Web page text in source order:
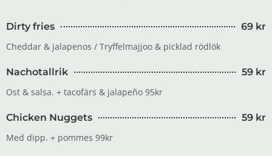
Dirty fries
69 kr
Cheddar & jalapenos / Tryffelmajjoo & picklad rödlök
Nachotallrik
59 kr
Ost & salsa. + tacofärs & jalapeño 95kr
Chicken Nuggets
59 kr
Med dipp. + pommes 99kr